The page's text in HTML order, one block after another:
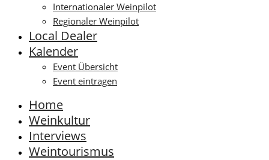
Internationaler Weinpilot
Regionaler Weinpilot
Local Dealer
Kalender
Event Übersicht
Event eintragen
Home
Weinkultur
Interviews
Weintourismus